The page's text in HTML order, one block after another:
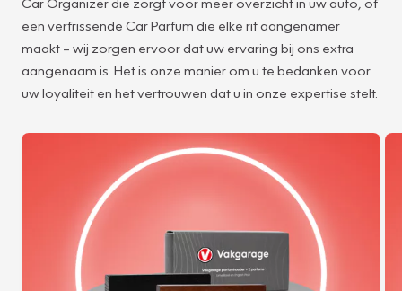
een verfrissende Car Parfum die elke rit aangenamer
maakt – wij zorgen ervoor dat uw ervaring bij ons extra
aangenaam is. Het is onze manier om u te bedanken voor
uw loyaliteit en het vertrouwen dat u in onze expertise stelt.